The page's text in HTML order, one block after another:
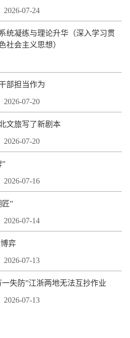
2026-07-24
统凝练与理论升华（深入学习贯
社会主义思想）
部担当作为
2026-07-20
文旅写了新剧本
2026-07-20
2026-07-16
”
2026-07-14
弈
2026-07-13
失防”江浙两地无法互抄作业
2026-07-13